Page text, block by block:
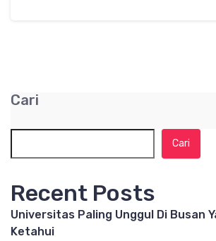
Cari
Cari
Recent Posts
Universitas Paling Unggul Di Busan
Ketahui